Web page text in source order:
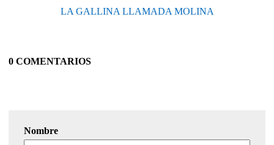
LA GALLINA LLAMADA MOLINA
0 COMENTARIOS
Nombre